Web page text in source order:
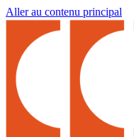
Aller au contenu principal